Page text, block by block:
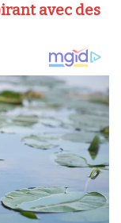
avec des